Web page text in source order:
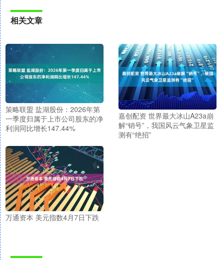
相关文章
策略联盟 盐湖股份：2026年第
一季度归属于上市公司股东的净
利润同比增长147.44%
嘉创配资 世界最大冰山A23a崩
解“销号”，我国风云气象卫星监
测有“绝招”
万通资本 美元指数4月7日下跌